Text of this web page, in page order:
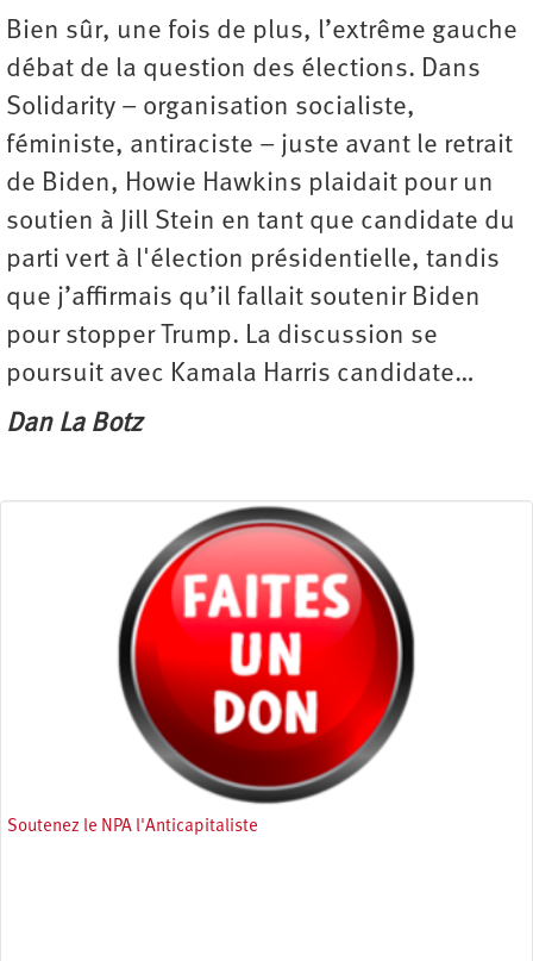
Bien sûr, une fois de plus, l’extrême gauche
débat de la question des élections. Dans
Solidarity – organisation socialiste,
féministe, antiraciste – juste avant le retrait
de Biden, Howie Hawkins plaidait pour un
soutien à Jill Stein en tant que candidate du
parti vert à l'élection présidentielle, tandis
que j’affirmais qu’il fallait soutenir Biden
pour stopper Trump. La discussion se
poursuit avec Kamala Harris candidate…
Dan La Botz
Soutenez le NPA l'Anticapitaliste